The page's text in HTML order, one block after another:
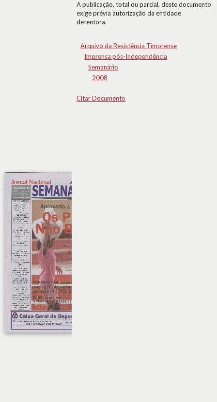
A publicação, total ou parcial, deste documento
exige prévia autorização da entidade
detentora.
Arquivo da Resistência Timorense
Imprensa pós-Independência
Semanário
2008
Citar Documento